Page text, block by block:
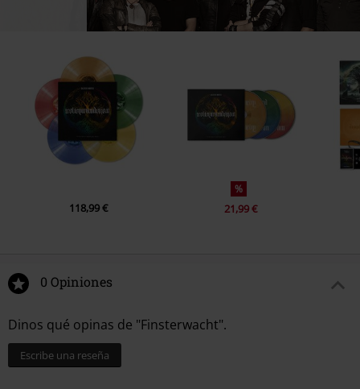
Fecha de lanzamiento
6/7/24
118,99 €
%
21,99 €
0 Opiniones
Dinos qué opinas de "Finsterwacht".
Escribe una reseña